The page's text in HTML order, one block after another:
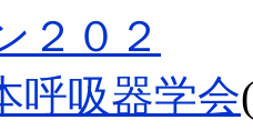
２０２
呼吸器学会